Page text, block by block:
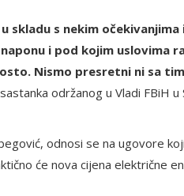
skladu s nekim
i pod kojim uslovima
Nismo presretni ni sa
održanog u Vladi FBiH
odnosi se na ugovore
će nova cijena električne